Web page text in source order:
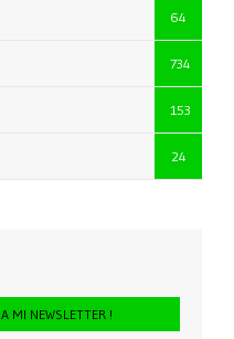
64
734
153
24
MI NEWSLETTER !